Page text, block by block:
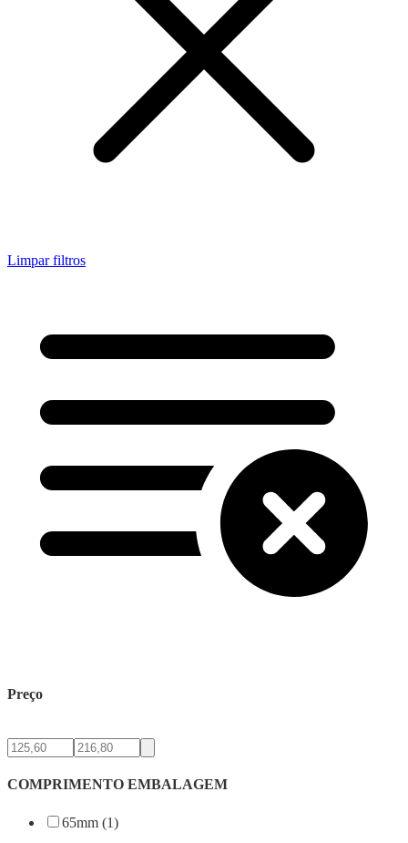
Limpar filtros
Preço
COMPRIMENTO EMBALAGEM
65mm (1)